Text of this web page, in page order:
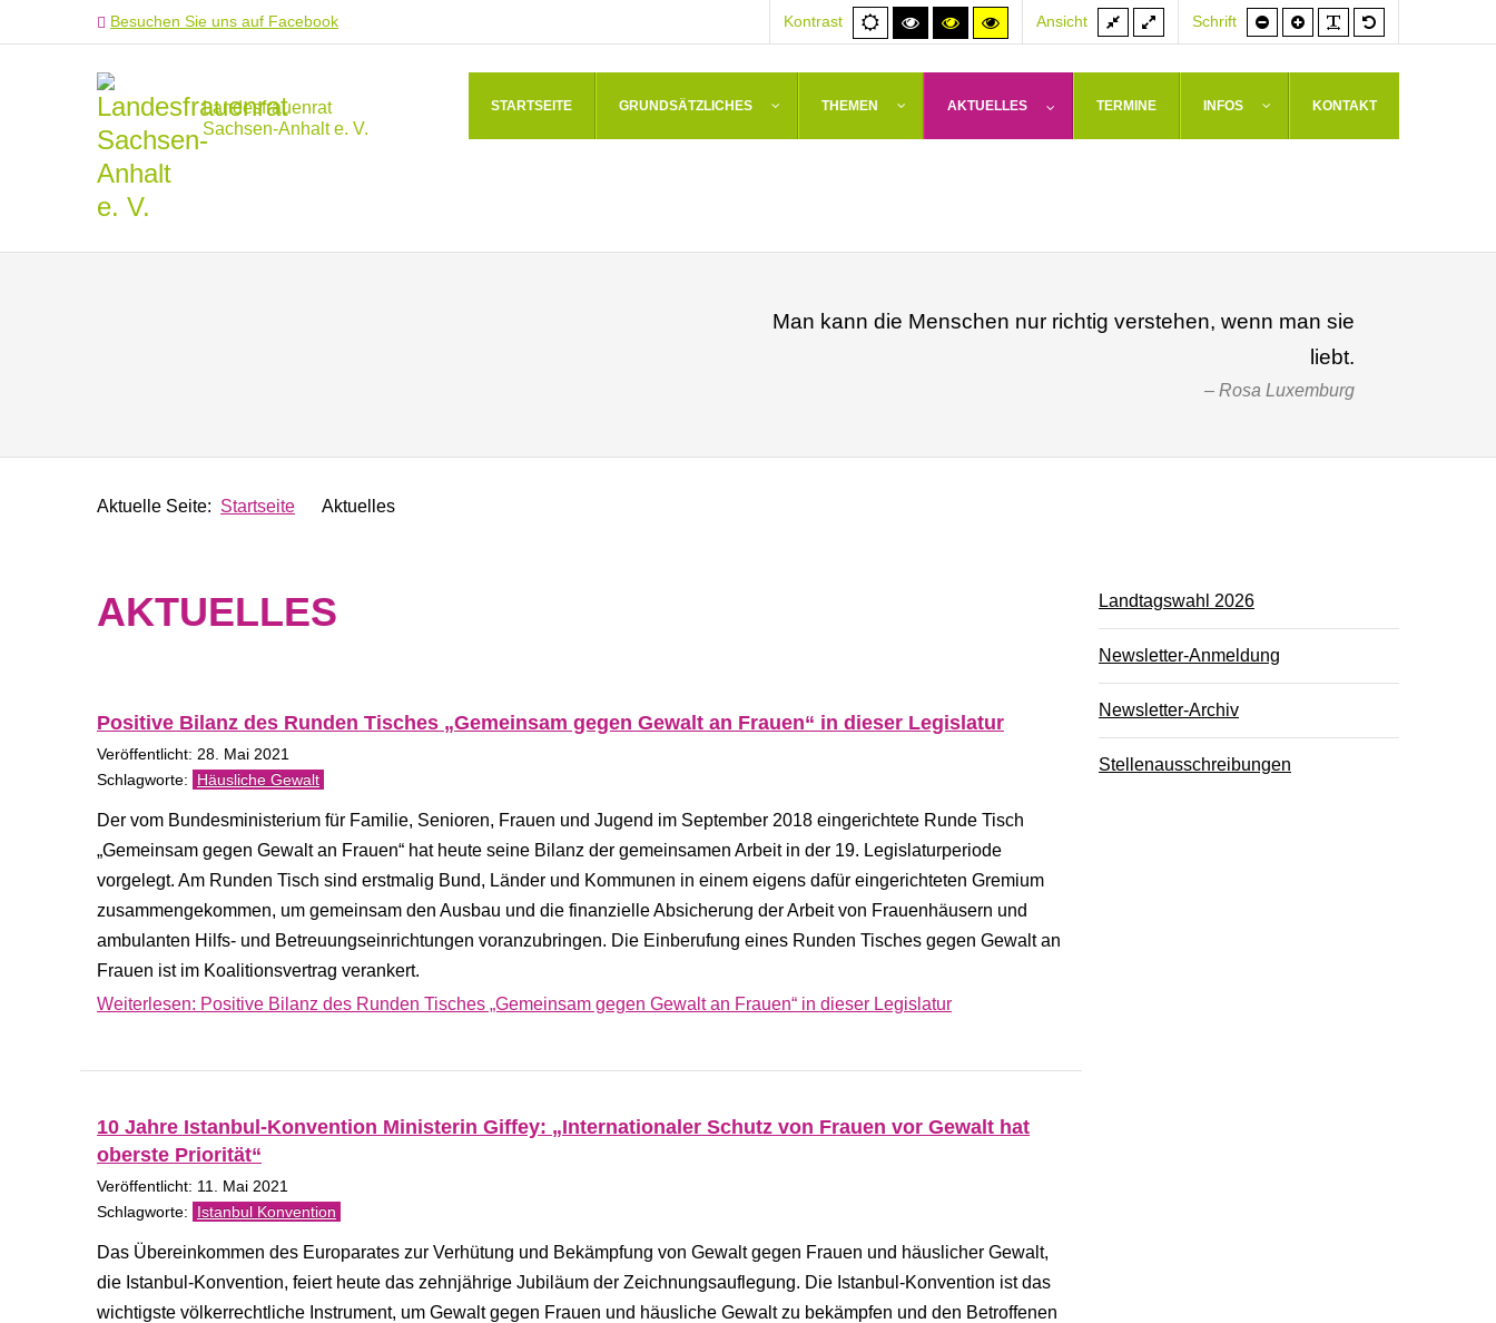
Besuchen Sie uns auf Facebook Kontrast
Normale
Ansicht
Hoher
Kontrast
Hoher
Kontrast
Hoher
Kontrast
Ansicht
Feste
Breite
Volle
Breite
Schrift
Schrift
kleiner
Schrift
größer
Landesfrauenrat
Sachsen-Anhalt e. V.
STARTSEITE GRUNDSÄTZLICHES THEMEN AKTUELLES TERMINE INFOS KONTAKT
Man kann die Menschen nur richtig verstehen, wenn man sie
liebt.
Rosa Luxemburg
Aktuelle Seite: Startseite Aktuelles
AKTUELLES
Positive Bilanz des Runden Tisches „Gemeinsam gegen Gewalt an Frauen“ in dieser Legislatur
Veröffentlicht: 28. Mai 2021
Häusliche Gewalt
Der vom Bundesministerium für Familie, Senioren, Frauen und Jugend im September 2018 eingerichtete Runde Tisch
„Gemeinsam gegen Gewalt an Frauen“ hat heute seine Bilanz der gemeinsamen Arbeit in der 19. Legislaturperiode
vorgelegt. Am Runden Tisch sind erstmalig Bund, Länder und Kommunen in einem eigens dafür eingerichteten Gremium
zusammengekommen, um gemeinsam den Ausbau und die finanzielle Absicherung der Arbeit von Frauenhäusern und
ambulanten Hilfs- und Betreuungseinrichtungen voranzubringen. Die Einberufung eines Runden Tisches gegen Gewalt an
Frauen ist im Koalitionsvertrag verankert.
Weiterlesen: Positive Bilanz des Runden Tisches „Gemeinsam gegen Gewalt an Frauen“ in dieser Legislatur
10 Jahre Istanbul-Konvention Ministerin Giffey: „Internationaler Schutz von Frauen vor Gewalt hat
oberste Priorität“
Veröffentlicht: 11. Mai 2021
Istanbul Konvention
Das Übereinkommen des Europarates zur Verhütung und Bekämpfung von Gewalt gegen Frauen und häuslicher Gewalt,
die Istanbul-Konvention, feiert heute das zehnjährige Jubiläum der Zeichnungsauflegung. Die Istanbul-Konvention ist das
wichtigste völkerrechtliche Instrument, um Gewalt gegen Frauen und häusliche Gewalt zu bekämpfen und den Betroffenen
Landtagswahl 2026
Newsletter-Anmeldung
Newsletter-Archiv
Stellenausschreibungen